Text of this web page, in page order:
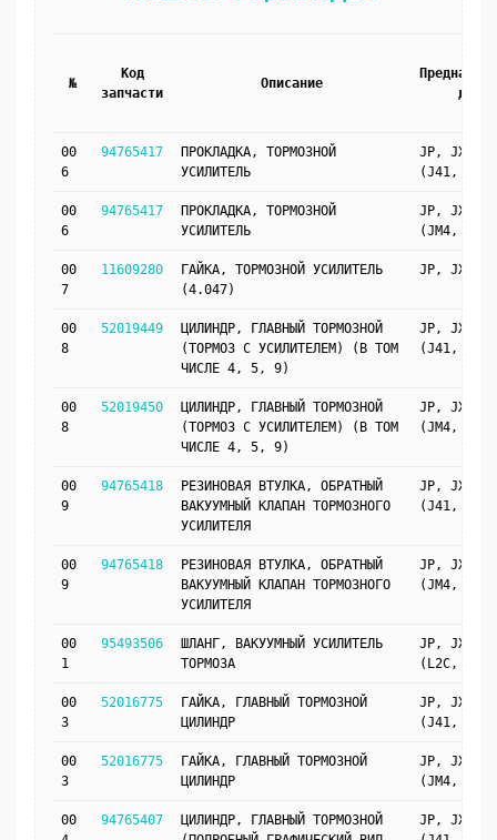
№
Код
запчасти
Описание
для
00
6
94765417
ПРОКЛАДКА, ТОРМОЗНОЙ
УСИЛИТЕЛЬ
JP, JX69
(J41, LHD)
00
6
94765417
ПРОКЛАДКА, ТОРМОЗНОЙ
УСИЛИТЕЛЬ
JP, JX69
(JM4, LHD)
00
7
11609280
ГАЙКА, ТОРМОЗНОЙ УСИЛИТЕЛЬ
(4.047)
JP, JX69
00
8
52019449
ЦИЛИНДР, ГЛАВНЫЙ ТОРМОЗНОЙ
(ТОРМОЗ С УСИЛИТЕЛЕМ) (В ТОМ
ЧИСЛЕ 4, 5, 9)
JP, JX69
(J41, LHD)
00
8
52019450
ЦИЛИНДР, ГЛАВНЫЙ ТОРМОЗНОЙ
(ТОРМОЗ С УСИЛИТЕЛЕМ) (В ТОМ
ЧИСЛЕ 4, 5, 9)
JP, JX69
(JM4, LHD)
00
9
94765418
РЕЗИНОВАЯ ВТУЛКА, ОБРАТНЫЙ
ВАКУУМНЫЙ КЛАПАН ТОРМОЗНОГО
УСИЛИТЕЛЯ
JP, JX69
(J41, LHD)
00
9
94765418
РЕЗИНОВАЯ ВТУЛКА, ОБРАТНЫЙ
ВАКУУМНЫЙ КЛАПАН ТОРМОЗНОГО
УСИЛИТЕЛЯ
JP, JX69
(JM4, LHD)
00
1
95493506
ШЛАНГ, ВАКУУМНЫЙ УСИЛИТЕЛЬ
ТОРМОЗА
JP, JX69
(L2C, LHD)
00
3
52016775
ГАЙКА, ГЛАВНЫЙ ТОРМОЗНОЙ
ЦИЛИНДР
JP, JX69
(J41, LHD)
00
3
52016775
ГАЙКА, ГЛАВНЫЙ ТОРМОЗНОЙ
ЦИЛИНДР
JP, JX69
(JM4, LHD)
00
94765407
ЦИЛИНДР, ГЛАВНЫЙ ТОРМОЗНОЙ
JP, JX69